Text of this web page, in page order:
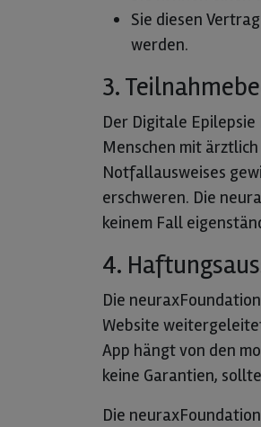
Sie diesen
werden.
3.
Der Digitale
Menschen mit
Notfallausweises
erschweren. Die
keinem Fall
4.
Die
Website
App hängt von den
keine Garantien,
Die